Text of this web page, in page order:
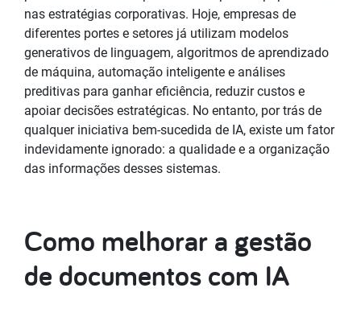
nas estratégias corporativas. Hoje, empresas de
diferentes portes e setores já utilizam modelos
generativos de linguagem, algoritmos de aprendizado
de máquina, automação inteligente e análises
preditivas para ganhar eficiência, reduzir custos e
apoiar decisões estratégicas. No entanto, por trás de
qualquer iniciativa bem-sucedida de IA, existe um fator
indevidamente ignorado: a qualidade e a organização
das informações desses sistemas.
Como melhorar a gestão
de documentos com IA